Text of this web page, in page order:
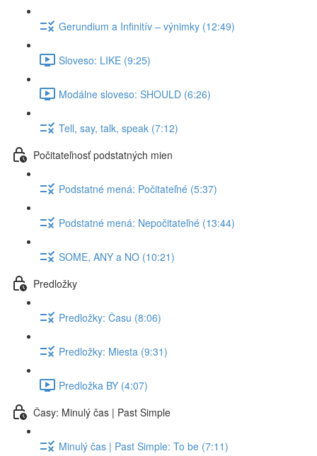
Gerundium a Infinitív – výnimky (12:49)
Sloveso: LIKE (9:25)
Modálne sloveso: SHOULD (6:26)
Tell, say, talk, speak (7:12)
Počitateľnosť podstatných mien
Podstatné mená: Počitateľné (5:37)
Podstatné mená: Nepočitateľné (13:44)
SOME, ANY a NO (10:21)
Predložky
Predložky: Času (8:06)
Predložky: Miesta (9:31)
Predložka BY (4:07)
Časy: Minulý čas | Past Simple
Minulý čas | Past Simple: To be (7:11)